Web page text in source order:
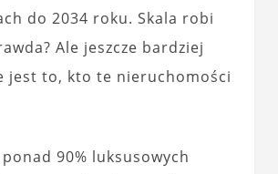
do 2034 roku. Skala robi
Ale jeszcze bardziej
jest to, kto te nieruchomości
90% luksusowych